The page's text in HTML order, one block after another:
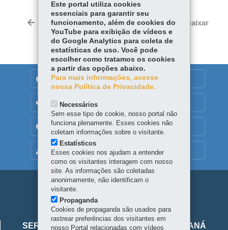
ce
bo
ok
Tw
itt
er
ts
Ap
p
Voltar Início Imprimir Baixar
MAPA DO SITE
DENUNCIE CORRUPÇÃO
OUVIDORIA
TRANSPARÊNCIA INSTITUCIONAL
Navegação
principal
Viaje
SERVIÇO SOCIAL AUTÔNOMO VIAJE PARANÁ
Este portal utiliza cookies
essenciais para garantir seu
funcionamento, além de cookies do
YouTube para exibição de vídeos e
do Google Analytics para coleta de
estatísticas de uso. Você pode
escolher como tratamos os cookies
a partir das opções abaixo.
Para mais informações, acesse
nossa Política de Privacidade.
Necessários
Sem esse tipo de cookie, nosso portal não
funciona plenamente. Esses cookies não
coletam informações sobre o visitante.
Estatísticos
Esses cookies nos ajudam a entender
como os visitantes interagem com nosso
site. As informações são coletadas
anonimamente, não identificam o
visitante.
Propaganda
Cookies de propaganda são usados para
rastrear preferências dos visitantes em
nosso Portal relacionadas com vídeos